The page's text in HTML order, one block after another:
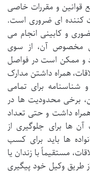
قوانین و مقررات خاصی
کننده ای ضروری است.
و کابینی انجام می
مخصوص آن، از سوی
و ممکن است در فواصل
همراه داشتن مدارک
شناسنامه برای تمامی
برخی محدودیت ها در
داشت و حتی تعداد
ها برای جلوگیری از
ها باید برای کسب
مستقیماً با زندان یا
طریق وکیل خود پیگیری